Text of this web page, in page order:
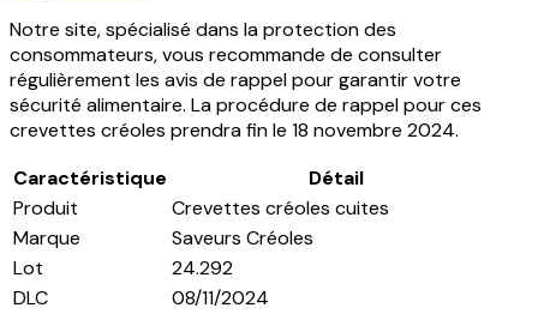
Notre site, spécialisé dans la protection des
consommateurs, vous recommande de consulter
régulièrement les avis de rappel pour garantir votre
sécurité alimentaire. La procédure de rappel pour ces
crevettes créoles prendra fin le 18 novembre 2024.
Caractéristique
Détail
Produit
Crevettes créoles cuites
Marque
Saveurs Créoles
Lot
24.292
DLC
08/11/2024